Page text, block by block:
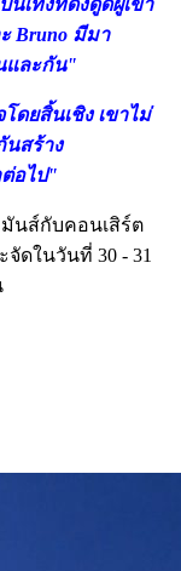
Bruno มีมา
และกัน"
ดยสิ้นเชิง เขาไม่
นสร้าง
อไป"
มันส์กับคอนเสิร์ต
ดในวันที่ 30 - 31